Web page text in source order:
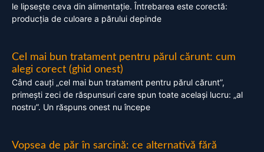
le lipsește ceva din alimentație. Întrebarea este corectă:
producția de culoare a părului depinde
Cel mai bun tratament pentru părul cărunt: cum
alegi corect (ghid onest)
Când cauți „cel mai bun tratament pentru părul cărunt”,
primești zeci de răspunsuri care spun toate același lucru: „al
nostru”. Un răspuns onest nu începe
Vopsea de păr în sarcină: ce alternativă fără